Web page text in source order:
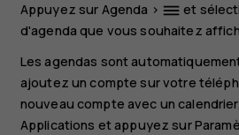
Appuyez sur Agenda > dehaze et
d'agenda que vous souhaitez
Les agendas sont
ajoutez un compte sur votre
nouveau compte avec un
Applications et appuyez sur